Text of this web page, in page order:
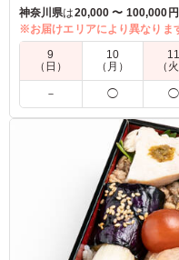
です。
旨みの強い赤身と自慢の若
さい。
※おべんとラボの若鶏のチ
使用しています。
※卵の仕入れが厳しいため
場合ございます。
牛肉と鶏肉どちらも楽
当をよく注文します。
と思います。ボリュー
神奈川県は20,000 〜 100,000円
※お届けエリアにより異なりま
9
（日）
10
（月）
11
（火
－ ◯ ◯